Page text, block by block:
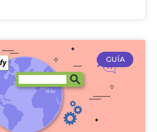
GUÍA